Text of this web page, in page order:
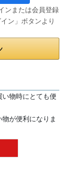
ンまたは会員登録
ン」ボタンより
物時にとても便
が便利になりま